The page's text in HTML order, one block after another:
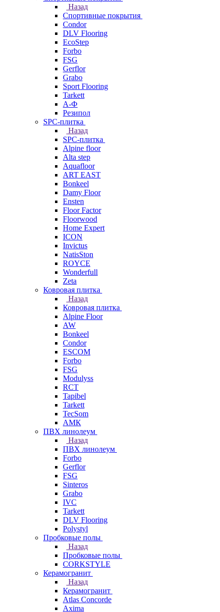
Назад
Спортивные покрытия
Condor
DLV Flooring
EcoStep
Forbo
FSG
Gerflor
Grabo
Sport Flooring
Tarkett
А-Ф
Резипол
SPC-плитка
Назад
SPC-плитка
Alpine floor
Alta step
Aquafloor
ART EAST
Bonkeel
Damy Floor
Ensten
Floor Factor
Floorwood
Home Expert
ICON
Invictus
NatisSton
ROYCE
Wonderfull
Zeta
Ковровая плитка
Назад
Ковровая плитка
Alpine Floor
AW
Bonkeel
Condor
ESCOM
Forbo
FSG
Modulyss
RCT
Tapibel
Tarkett
TecSom
АМК
ПВХ линолеум
Назад
ПВХ линолеум
Forbo
Gerflor
FSG
Sinteros
Grabo
IVC
Tarkett
DLV Flooring
Polystyl
Пробковые полы
Назад
Пробковые полы
CORKSTYLE
Керамогранит
Назад
Керамогранит
Atlas Concorde
Axima